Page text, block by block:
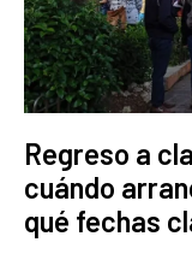
Regreso a
cuándo
qué fechas